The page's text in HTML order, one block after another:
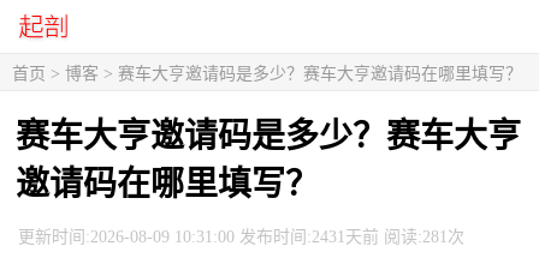
首页 > 博客 > 赛车大亨邀请码是多少？赛车大亨邀请码在哪里填写？
赛车大亨邀请码是多少？赛车大亨
邀请码在哪里填写？
更新时间:2026-08-09 10:31:00 发布时间:2431天前 阅读:281次